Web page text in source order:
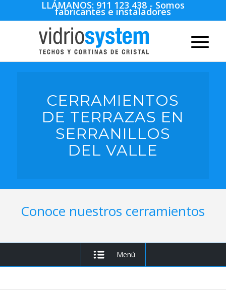
LLÁMANOS: 911 123 438 - Somos
fabricantes e instaladores
CERRAMIENTOS
DE TERRAZAS EN
SERRANILLOS
DEL VALLE
Conoce nuestros cerramientos
Menú